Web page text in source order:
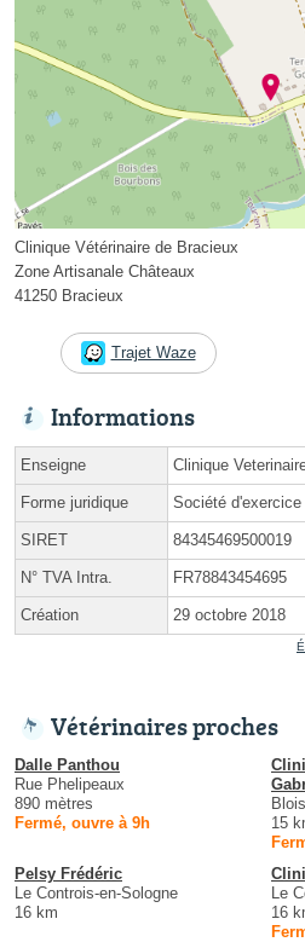
Clinique Vétérinaire de Bracieux
Zone Artisanale Châteaux
41250 Bracieux
Trajet Waze
Informations
Enseigne Clinique
Forme juridique Société
SIRET 84345469500019
N° TVA Intra. FR78843454695
Création 29 octobre 2018
Vétérinaires proches
Dalle Panthou
Rue Phelipeaux
890 mètres
Fermé, ouvre à 9h
Blois
15
Pelsy Frédéric
Le Controis-en-Sologne
16 km
Le
16